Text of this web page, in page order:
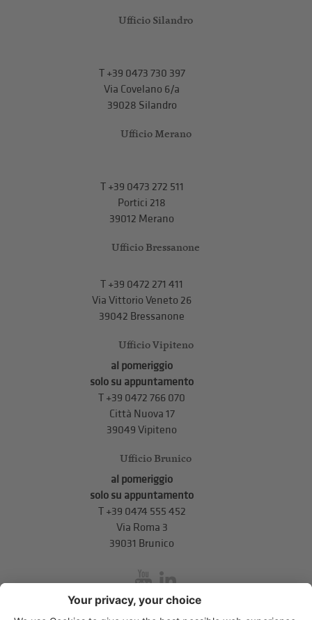
Ufficio Silandro
T+39 0473 730 397
Via Covelano 6/a
39028 Silandro
Ufficio Merano
T+39 0473 272 511
Portici 218
39012 Merano
Ufficio Bressanone
T +39 0472 271 411
Via Vittorio Veneto 26
39042 Bressanone
Ufficio Vipiteno
al pomeriggio
solo su appuntamento
T +39 0472 766 070
Città Nuova 17
39049 Vipiteno
Ufficio Brunico
al pomeriggio
solo su appuntamento
T+39 0474 555 452
Via Roma 3
39031 Brunico
inService